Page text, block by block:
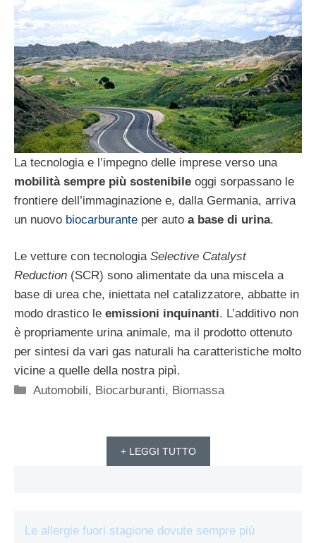
La tecnologia e l’impegno delle imprese verso una
mobilità sempre più sostenibile oggi sorpassano le
frontiere dell’immaginazione e, dalla Germania, arriva
un nuovo biocarburante per auto a base di urina.
Le vetture con tecnologia Selective Catalyst
Reduction (SCR) sono alimentate da una miscela a
base di urea che, iniettata nel catalizzatore, abbatte in
modo drastico le emissioni inquinanti. L’additivo non
è propriamente urina animale, ma il prodotto ottenuto
per sintesi da vari gas naturali ha caratteristiche molto
vicine a quelle della nostra pipì.
Categorie
Automobili, Biocarburanti, Biomassa
+ LEGGI TUTTO
Le allergie fuori stagione dovute sempre più